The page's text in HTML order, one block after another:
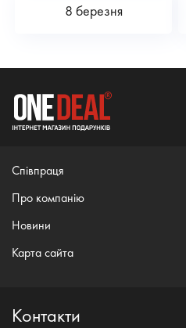
8 березня
Співпраця
Про компанію
Новини
Карта сайта
Контакти